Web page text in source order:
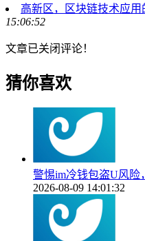
高新区，区块链技术应
15:06:52
文章已关闭评论！
猜你喜欢
警惕im冷钱包盗U风险
2026-08-09 14:01:32